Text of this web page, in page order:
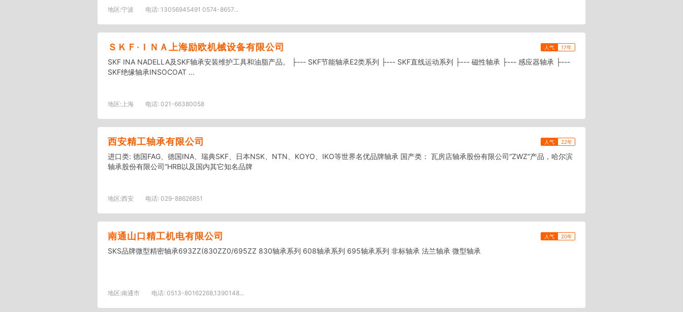
地区:宁波 电话: 13056945491 0574-8657...
ＳＫＦ·ＩＮＡ上海励欧机械设备有限公司 人气 17年
SKF INA NADELLA及SKF轴承安装维护工具和油脂产品。 ├--- SKF节能轴承E2类系列 ├--- SKF直线运动系列 ├--- 磁性轴承 ├--- 感应器轴承 ├---
SKF绝缘轴承INSOCOAT ...
地区: 上海 电话: 021-66380058
西安精工轴承有限公司 人气 22年
进口类: 德国FAG、德国INA、瑞典SKF、日本NSK、NTN、KOYO、IKO等世界名优品牌轴承 国产类： 瓦房店轴承股份有限公司“ZWZ”产品，哈尔滨
轴承股份有限公司“HRB以及国内其它知名品牌
地区:西安 电话: 029-88626851
南通山口精工机电有限公司 人气 20年
SKS品牌微型精密轴承693ZZ(830ZZ0/695ZZ 830轴承系列 608轴承系列 695轴承系列 非标轴承 法兰轴承 微型轴承
地区:南通市 电话: 0513-80162268,1390148...